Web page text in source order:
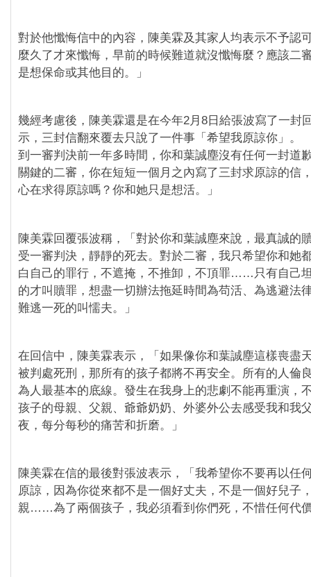
對於他懺悔信中的內容，陳美霖及其家人均表示不予認
麼久了才來懺悔，早前的時候難道就沒懺悔麼？應該二
是想保命或其他目的。」
幾經考慮後，陳美霖還是在今年2月8日給張波寫了一封
示，三封信翻來覆去只說了一件事「希望我原諒你」。
到一審判決前一年多時間，你和葉誠塵沒有任何一封
關鍵的二審，你在短短一個月之內寫了三封求原諒的信
心在求得原諒嗎？你和她只是想活。」
陳美霖回覆張波稱，「對於你和葉誠塵來說，最真誠的
受一審判決，靜靜的死去。對於二審，我只希望你和她
白自己的罪行，不遮掩，不推卸，不頂罪……只有自己
的才叫贖罪，想盡一切辦法拖延時間為苟活、為逃避法
難逃一死的叫懦夫。」
在回信中，陳美霖表示，「如果像你和葉誠塵這樣喪盡
被判處死刑，那所有的孩子都將不再安全。所有的人倫
為人最基本的底線。發生在我身上的悲劇不能再重演，
孩子的母親、父親、爺爺奶奶、外婆外公去感受我和我
夜，每分每秒的痛苦和折磨。」
陳美霖在信的最後對張波表示，「我希望你不要再以任
原諒，因為你從來都不是一個好丈夫，不是一個好兒子
親……為了兩個孩子，我必須看到你們死，不惜任何代